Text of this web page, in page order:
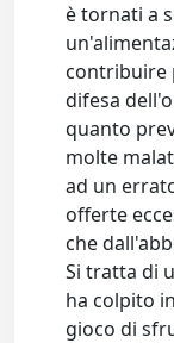
è tornati a
contribuire
difesa
quanto
molte
ad un
offerte
che
Si tratta di
ha colpito
gioco di